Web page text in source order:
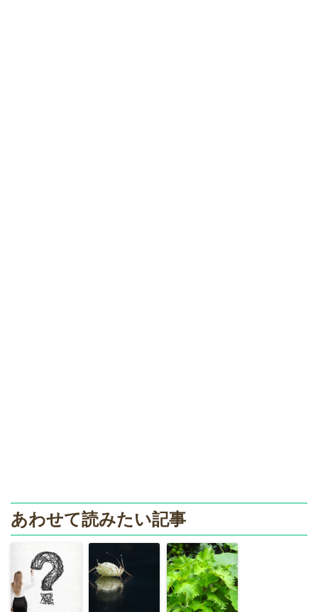
あわせて読みたい記事